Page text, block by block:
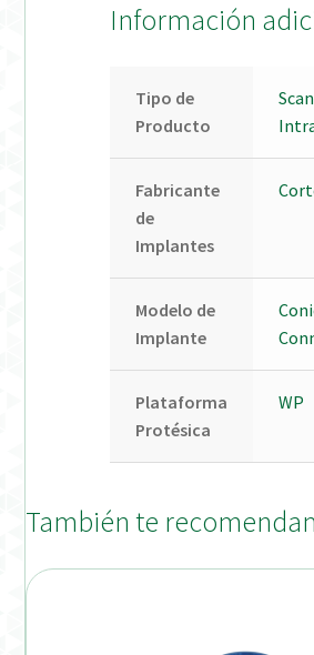
Información
Tipo de
Producto
Fabricante
de
Implantes
Modelo de
Implante
Plataforma
Protésica
WP
También te